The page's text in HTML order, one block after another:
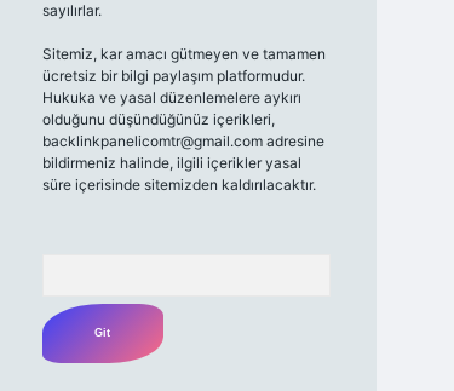
sayılırlar.
Sitemiz, kar amacı gütmeyen ve tamamen
ücretsiz bir bilgi paylaşım platformudur.
Hukuka ve yasal düzenlemelere aykırı
olduğunu düşündüğünüz içerikleri,
backlinkpanelicomtr@gmail.comadresine
bildirmeniz halinde, ilgili içerikler yasal
süre içerisinde sitemizden kaldırılacaktır.